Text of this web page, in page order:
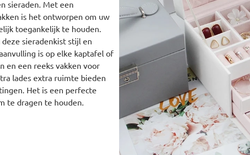
sieraden. Met een
is het ontworpen om uw
toegankelijk te houden.
sieradenkist stijl en
is op elke kaptafel of
en een reeks vakken voor
lades extra ruimte bieden
Het is een perfecte
te dragen te houden.